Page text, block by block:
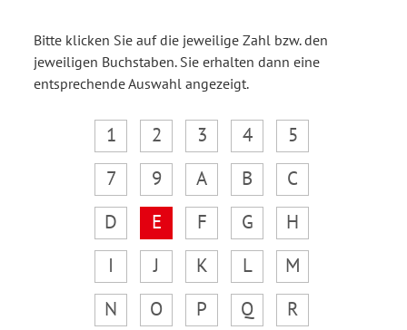
Bitte klicken Sie auf die jeweilige Zahl bzw. den
jeweiligen Buchstaben. Sie erhalten dann eine
entsprechende Auswahl angezeigt.
1 2 3 4
5
7
9 A B
C
D
E F G
H
I
J K L
M
N
O P Q
R